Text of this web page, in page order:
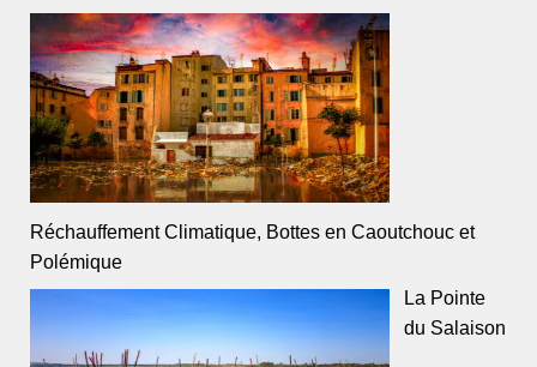
Réchauffement Climatique, Bottes en Caoutchouc et
Polémique
La Pointe
du Salaison